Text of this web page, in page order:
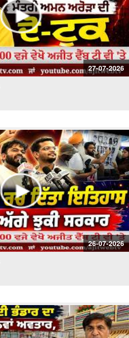
27-07-2026
26-07-2026